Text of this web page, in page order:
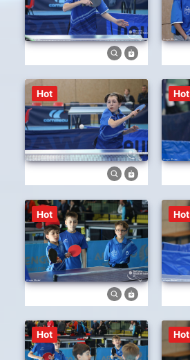
Hot
Hot
Hot
Hot
Hot
Hot